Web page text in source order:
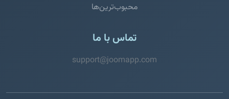
محبوب‌ترین‌ها
تماس با ما
support@joomapp.com